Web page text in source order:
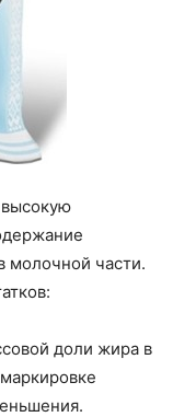
молочной части.
доли жира в